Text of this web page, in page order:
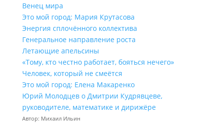
Венец мира
Это мой город: Мария Крутасова
Энергия сплочённого коллектива
Генеральное направление роста
Летающие апельсины
«Тому, кто честно работает, бояться нечего»
Человек, который не смеётся
Это мой город: Елена Макаренко
Юрий Молодцев о Дмитрии Кудрявцеве,
руководителе, математике и дирижёре
Автор: Михаил Ильин